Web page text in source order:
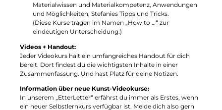
Materialwissen und Materialkompetenz, Anwendungen
und Möglichkeiten, Stefanies Tipps und Tricks.
(Diese Kurse tragen im Namen „How to …“ zur
eindeutigen Unterscheidung.)
Videos + Handout:
Jeder Videokurs hält ein umfangreiches Handout für dich
bereit. Dort findest du die wichtigsten Inhalte in einer
Zusammenfassung. Und hast Platz für deine Notizen.
Information über neue Kunst-Videokurse:
In unserem „EtterLetter“ erfährst du immer als Erstes, wenn
ein neuer Selbstlernkurs verfügbar ist. Melde dich also gern